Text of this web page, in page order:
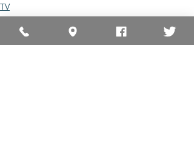
TV
Tarjetas